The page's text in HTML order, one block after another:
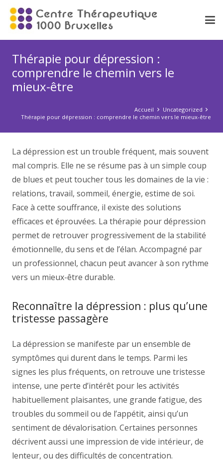
Thérapie pour dépression :
comprendre le chemin vers le
mieux-être
Accueil
Uncategorized
Thérapie pour dépression : comprendre le chemin vers le mieux-être
La dépression est un trouble fréquent, mais souvent
mal compris. Elle ne se résume pas à un simple coup
de blues et peut toucher tous les domaines de la vie :
relations, travail, sommeil, énergie, estime de soi.
Face à cette souffrance, il existe des solutions
efficaces et éprouvées. La thérapie pour dépression
permet de retrouver progressivement de la stabilité
émotionnelle, du sens et de l’élan. Accompagné par
un professionnel, chacun peut avancer à son rythme
vers un mieux-être durable.
Reconnaître la dépression : plus qu’une
tristesse passagère
La dépression se manifeste par un ensemble de
symptômes qui durent dans le temps. Parmi les
signes les plus fréquents, on retrouve une tristesse
intense, une perte d’intérêt pour les activités
habituellement plaisantes, une grande fatigue, des
troubles du sommeil ou de l’appétit, ainsi qu’un
sentiment de dévalorisation. Certaines personnes
décrivent aussi une impression de vide intérieur, de
lenteur, ou des difficultés de concentration.